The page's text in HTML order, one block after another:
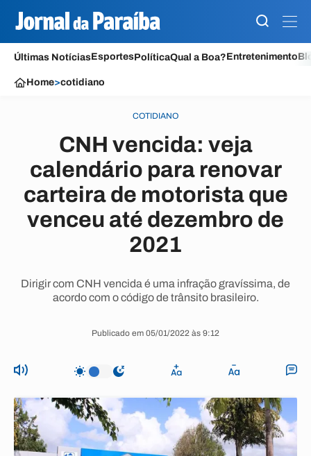
Últimas NotíciasEsportesPolíticaQual a Boa?Entretenimento
Home>cotidiano
COTIDIANO
CNH vencida: veja
calendário para renovar
carteira de motorista que
venceu até dezembro de
2021
Dirigir com CNH vencida é uma infração gravíssima, de
acordo com o código de trânsito brasileiro.
Publicado em 05/01/2022 às 9:12